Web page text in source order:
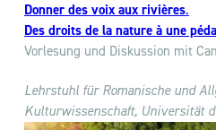
Donner des voix aux rivières.
Des droits de la nature à une
Vorlesung und Diskussion mit
Lehrstuhl für Romanische und
Kulturwissenschaft, Universität